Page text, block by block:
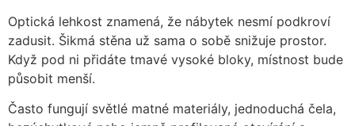
Optická lehkost znamená, že nábytek nesmí podkroví
zadusit. Šikmá stěna už sama o sobě snižuje prostor.
Když pod ni přidáte tmavé vysoké bloky, místnost bude
působit menší.
Často fungují světlé matné materiály, jednoduchá čela,